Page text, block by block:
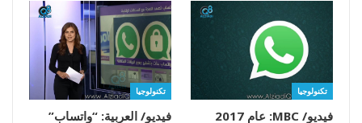
تكنولوجيا
فيديو/ MBC: عام 2017
تكنولوجيا
فيديو/ العربية: “واتساب”